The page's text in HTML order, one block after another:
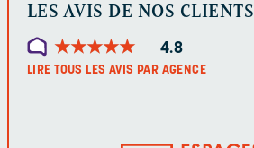
LES AVIS DE NOS CLIENTS
★★★★★
★★★★★ 4.8
LIRE TOUS LES AVIS PAR AGENCE